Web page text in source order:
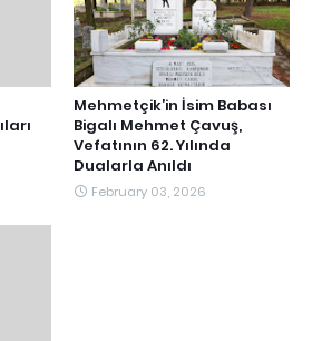
Mehmetçik’in İsim Babası
Bigalı Mehmet Çavuş,
Vefatının 62. Yılında
Dualarla Anıldı
February 03, 2026